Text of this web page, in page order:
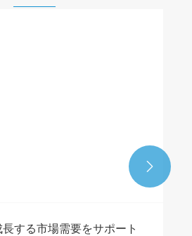
する市場需要をサポート
